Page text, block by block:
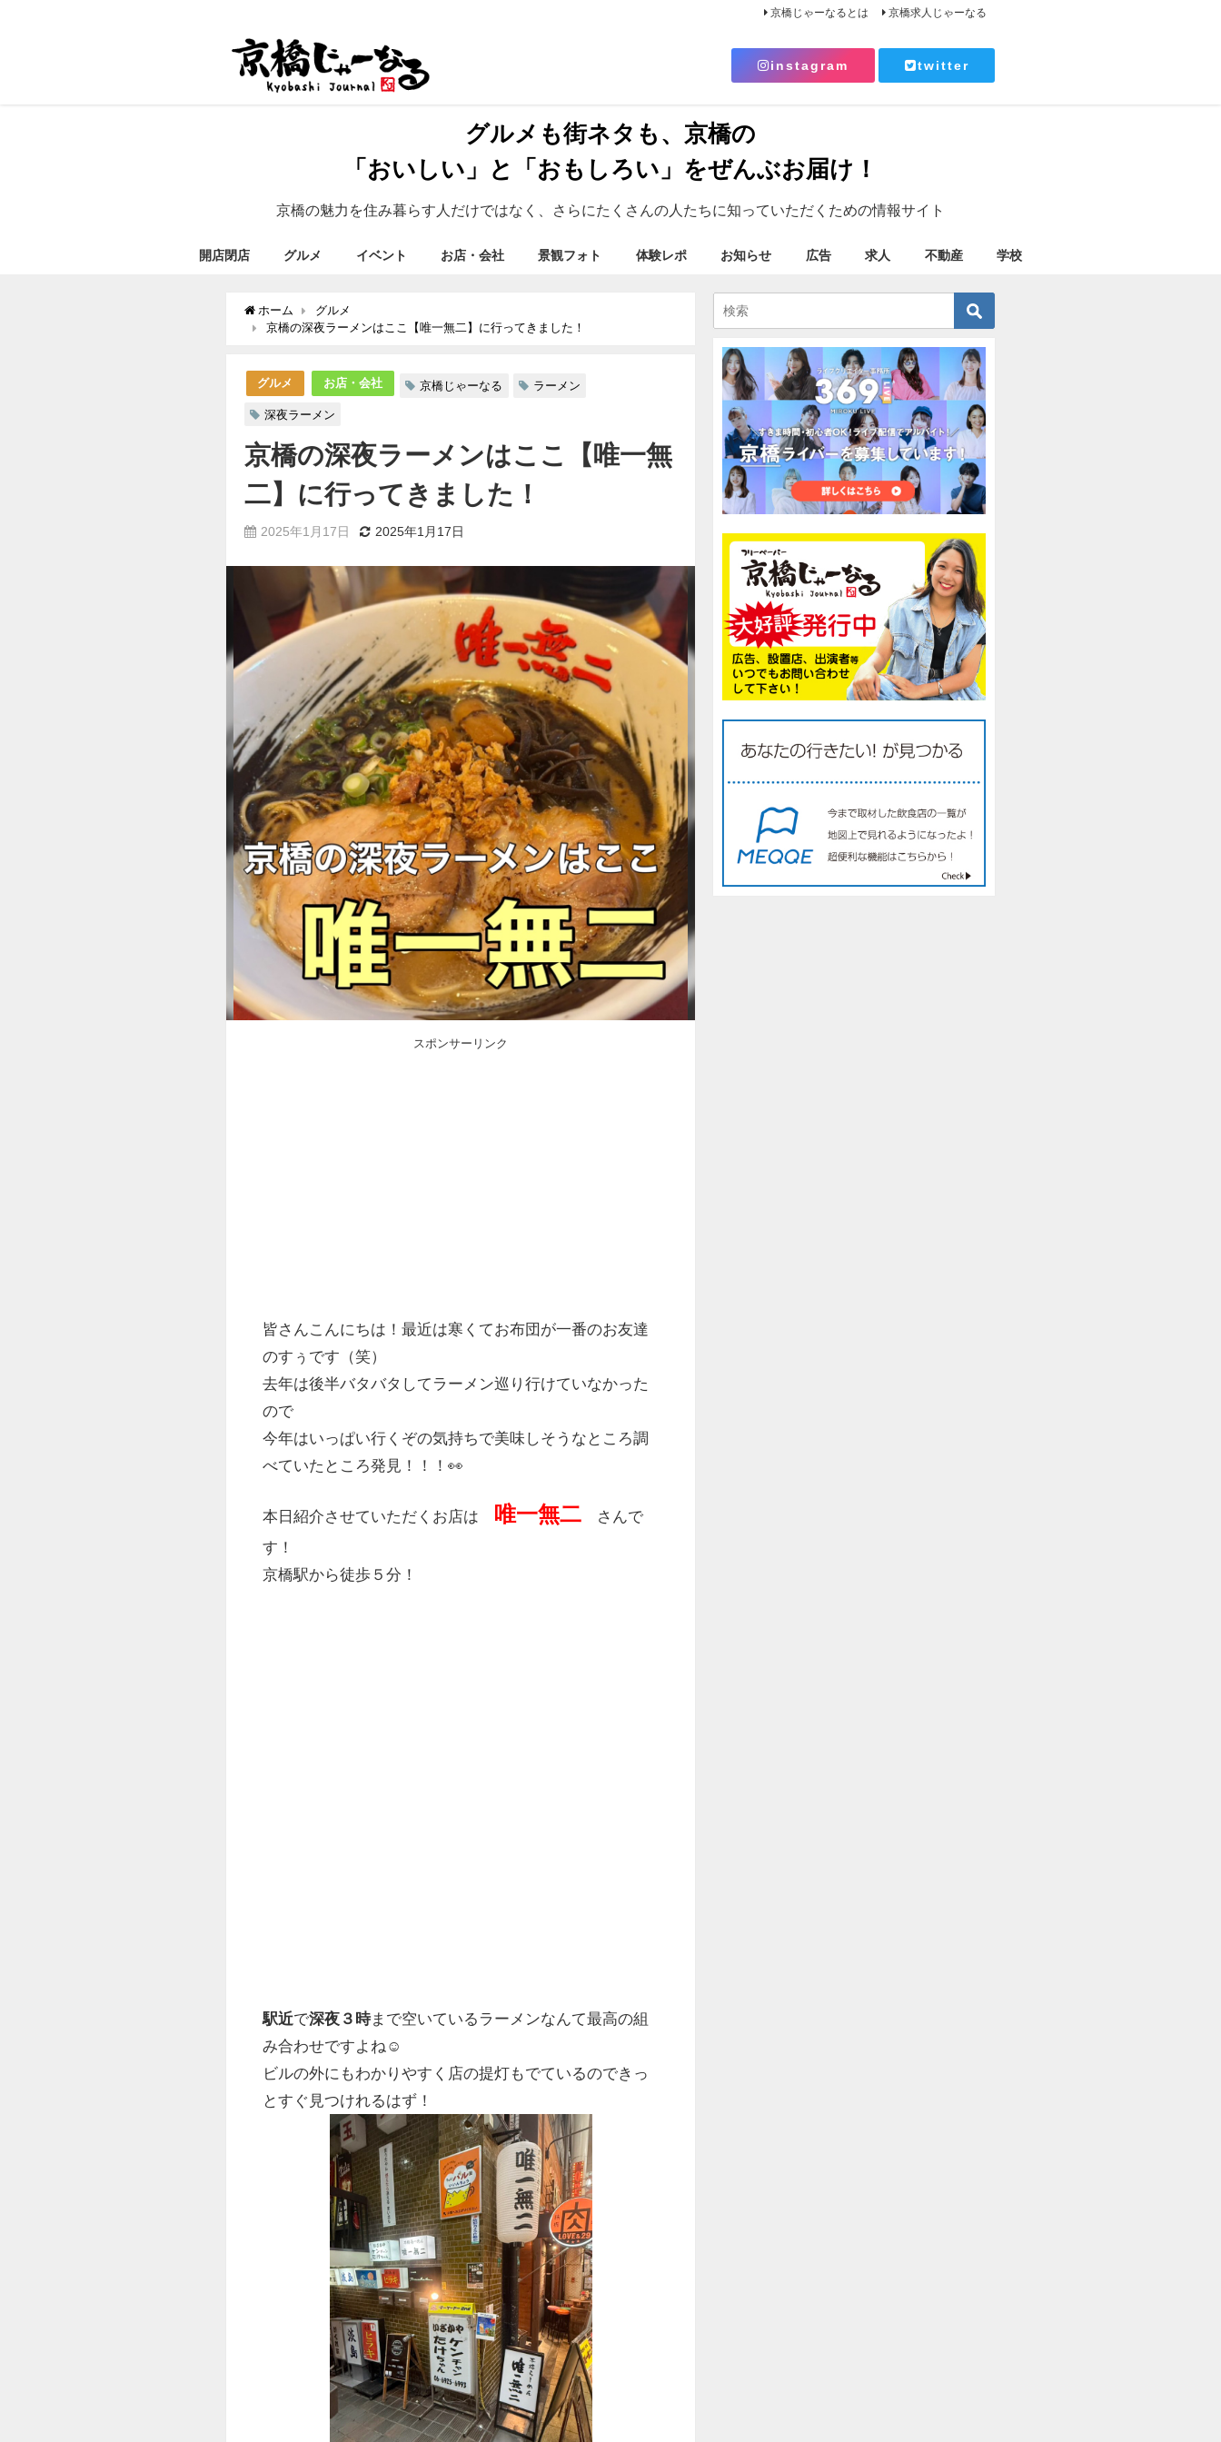
京橋じゃーなるとは 京橋求人じゃーなる
instagram twitter
グルメも街ネタも、京橋の
「おいしい」と「おもしろい」をぜんぶお届け！
京橋の魅力を住み暮らす人だけではなく、さらにたくさんの人たちに知っていただくための情報サイト
開店閉店 グルメ イベント お店・会社 景観フォト 体験レポ お知らせ 広告 求人 不動産 学校
ホーム
グルメ
京橋の深夜ラーメンはここ【唯一無二】に行ってきました！
グルメ お店・会社 京橋じゃーなる ラーメン
深夜ラーメン
京橋の深夜ラーメンはここ【唯一無
二】に行ってきました！
2025年1月17日 2025年1月17日
スポンサーリンク
皆さんこんにちは！最近は寒くてお布団が一番のお友達
のすぅです（笑）
去年は後半バタバタしてラーメン巡り行けていなかった
ので
今年はいっぱい行くぞの気持ちで美味しそうなところ調
べていたところ発見！！！👀
本日紹介させていただくお店は 唯一無二さんで
す！
京橋駅から徒歩５分！
駅近で深夜３時まで空いているラーメンなんて最高の組
み合わせですよね☺
ビルの外にもわかりやすく店の提灯もでているのできっ
とすぐ見つけれるはず！